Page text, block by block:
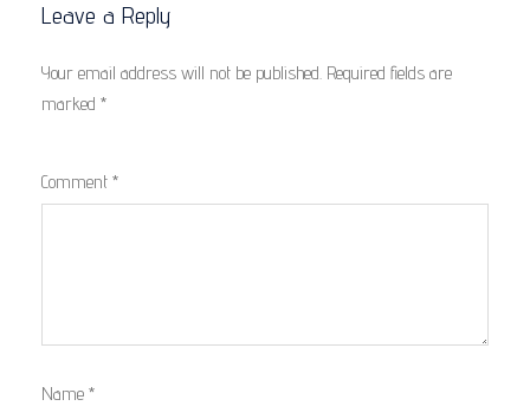
Leave a Reply
Your email address will not be published. Required fields are
marked *
Comment *
Name *